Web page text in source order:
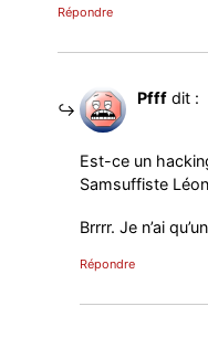
Répondre
Pfff dit :
Est-ce un
Samsuffiste
Brrrr. Je n’ai
Répondre